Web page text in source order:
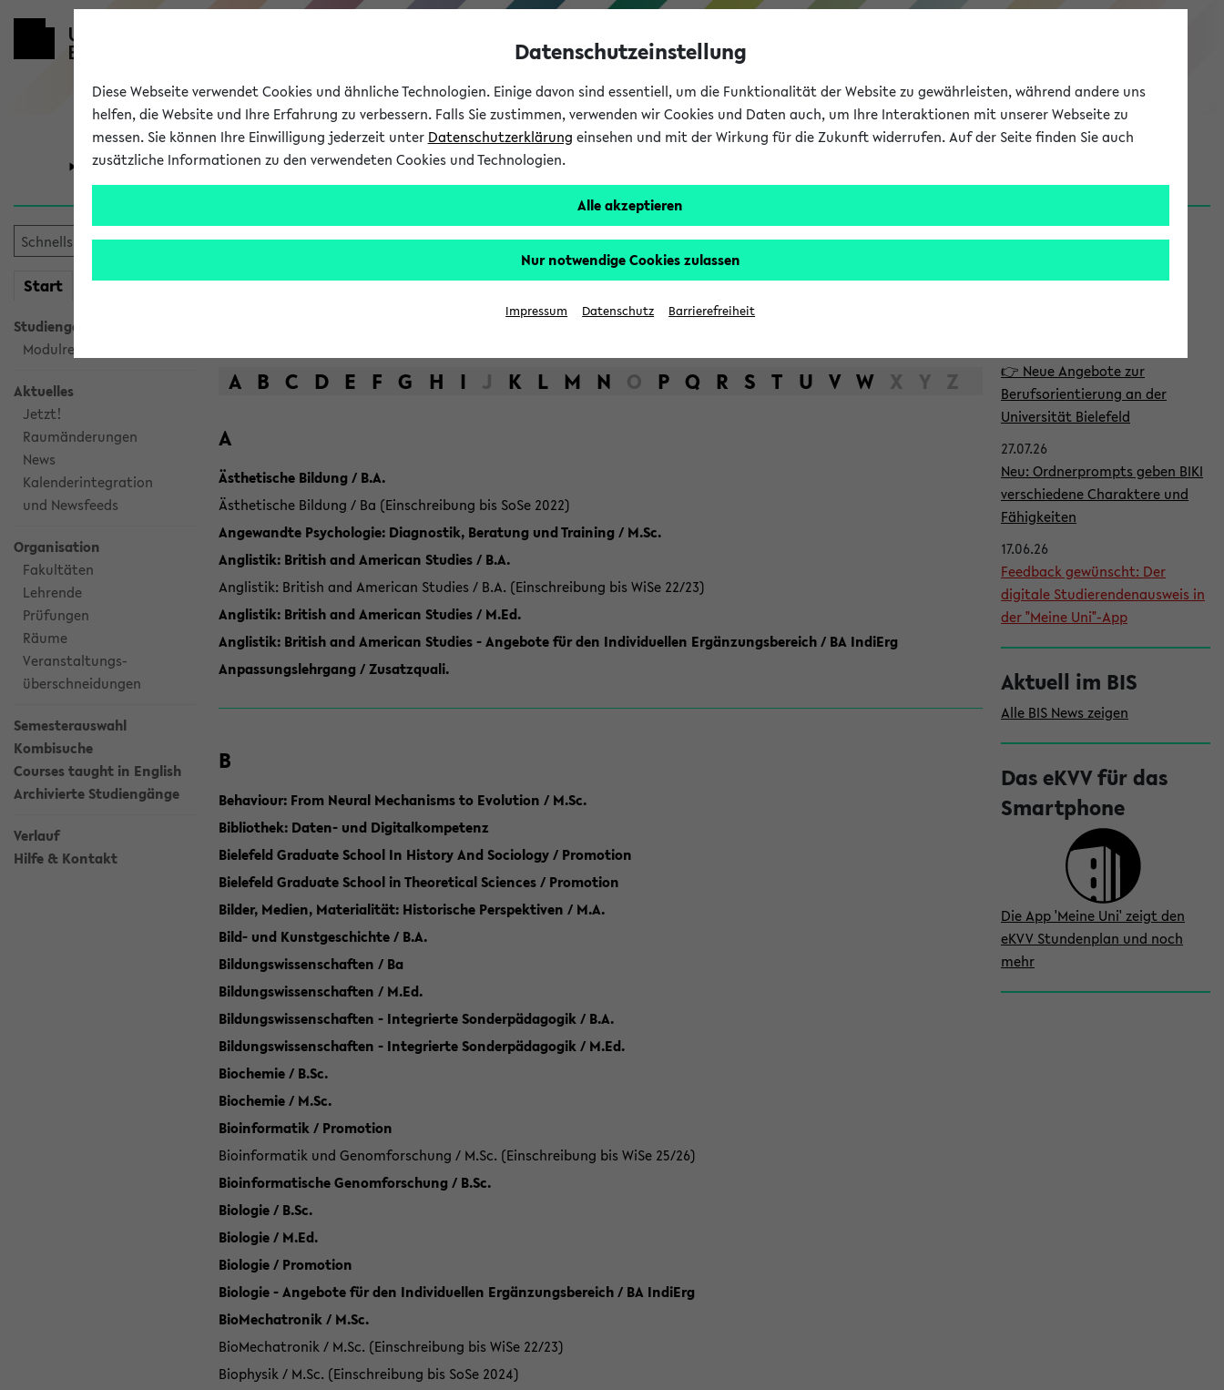
eKVV
Universität Forschung Studium
Start meineKVV
Studiengangsauswahl
Modulrecherche
Aktuelles
Jetzt!
Raumänderungen
News
Kalenderintegration
und Newsfeeds
Organisation
Fakultäten
Lehrende
Prüfungen
Räume
Veranstaltungs-
überschneidungen
Semesterauswahl
Kombisuche
Courses taught in English
Archivierte Studiengänge
Verlauf
Hilfe & Kontakt
Das Lehrangebot der Universität Bielefeld
A B C D E F G H I J K L M N O P Q R S T U V W X Y Z
A
Ästhetische Bildung / B.A.
Ästhetische Bildung / Ba (Einschreibung bis SoSe 2022)
Angewandte Psychologie: Diagnostik, Beratung und Training / M.Sc.
Anglistik: British and American Studies / B.A.
Anglistik: British and American Studies / B.A. (Einschreibung bis WiSe 22/23)
Anglistik: British and American Studies / M.Ed.
Anglistik: British and American Studies - Angebote für den Individuellen Ergänzungsbereich / BA IndiErg
Anpassungslehrgang / Zusatzquali.
B
Behaviour: From Neural Mechanisms to Evolution / M.Sc.
Bibliothek: Daten- und Digitalkompetenz
Bielefeld Graduate School In History And Sociology / Promotion
Bielefeld Graduate School in Theoretical Sciences / Promotion
Bilder, Medien, Materialität: Historische Perspektiven / M.A.
Bild- und Kunstgeschichte / B.A.
Bildungswissenschaften / Ba
Bildungswissenschaften / M.Ed.
Bildungswissenschaften - Integrierte Sonderpädagogik / B.A.
Bildungswissenschaften - Integrierte Sonderpädagogik / M.Ed.
Biochemie / B.Sc.
Biochemie / M.Sc.
Bioinformatik / Promotion
Bioinformatik und Genomforschung / M.Sc. (Einschreibung bis WiSe 25/26)
Bioinformatische Genomforschung / B.Sc.
Biologie / B.Sc.
Biologie / M.Ed.
Biologie / Promotion
Biologie - Angebote für den Individuellen Ergänzungsbereich / BA IndiErg
BioMechatronik / M.Sc.
BioMechatronik / M.Sc. (Einschreibung bis WiSe 22/23)
Biophysik / M.Sc. (Einschreibung bis SoSe 2024)
S
i
News
👉 Neue Angebote zur
Berufsorientierung an der
Universität Bielefeld
27.07.26
Neu: Ordnerprompts geben BIKI
verschiedene Charaktere und
Fähigkeiten
17.06.26
Feedback gewünscht: Der
digitale Studierendenausweis in
der "Meine Uni"-App
Aktuell im BIS
Alle BIS News zeigen
Das eKVV für das
Smartphone
Die App 'Meine Uni' zeigt den
eKVV Stundenplan und noch
mehr
Datenschutzeinstellung
Diese Webseite verwendet Cookies und ähnliche Technologien. Einige davon sind essentiell, um die Funktionalität der Website zu gewährleisten, während andere uns
helfen, die Website und Ihre Erfahrung zu verbessern. Falls Sie zustimmen, verwenden wir Cookies und Daten auch, um Ihre Interaktionen mit unserer Webseite zu
messen. Sie können Ihre Einwilligung jederzeit unter Datenschutzerklärung einsehen und mit der Wirkung für die Zukunft widerrufen. Auf der Seite finden Sie auch
zusätzliche Informationen zu den verwendeten Cookies und Technologien.
Alle akzeptieren
Nur notwendige Cookies zulassen
Impressum Datenschutz Barrierefreiheit